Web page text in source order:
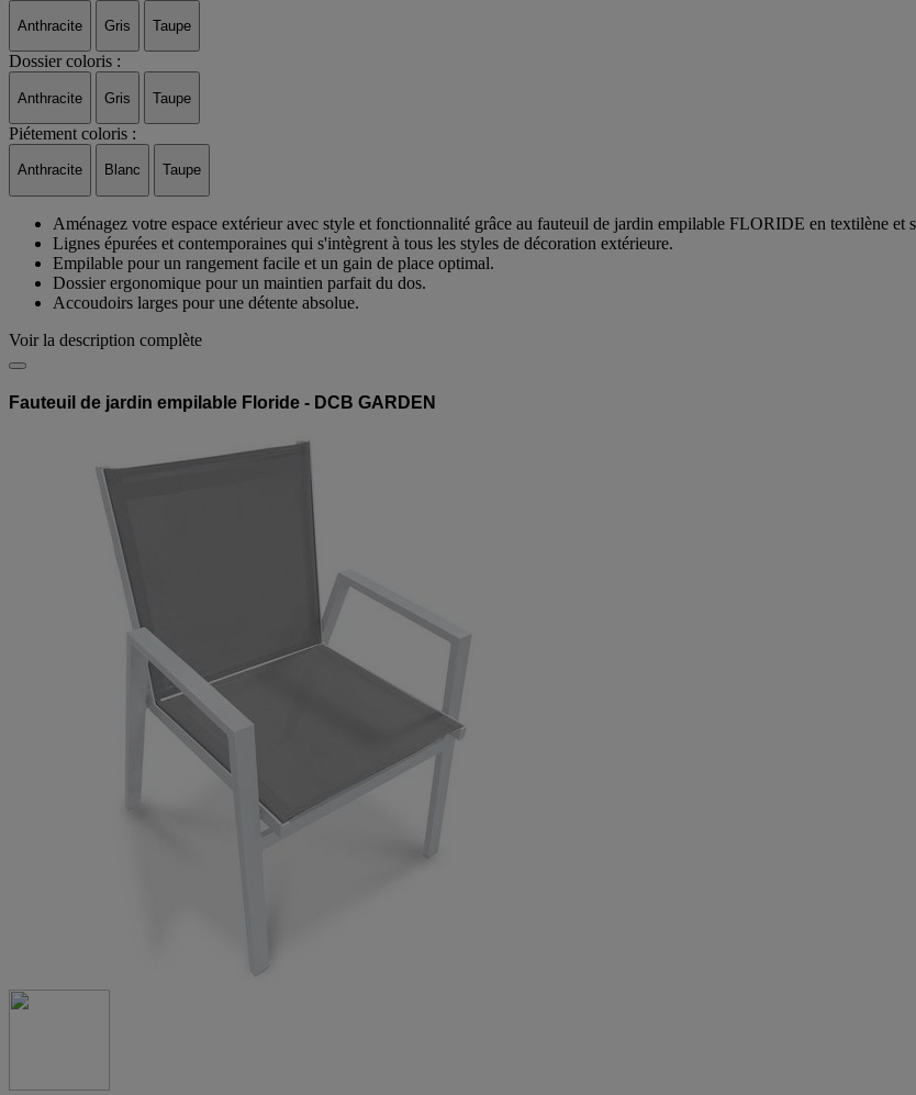
Anthracite Gris Taupe
Dossier coloris :
Anthracite Gris Taupe
Piétement coloris :
Anthracite Blanc Taupe
Aménagez votre espace extérieur avec style et fonctionnalité grâce au fauteuil de jardin empilable FLORIDE en textilène et
Lignes épurées et contemporaines qui s'intègrent à tous les styles de décoration extérieure.
Empilable pour un rangement facile et un gain de place optimal.
Dossier ergonomique pour un maintien parfait du dos.
Accoudoirs larges pour une détente absolue.
Voir la description complète
Fauteuil de jardin empilable Floride - DCB GARDEN